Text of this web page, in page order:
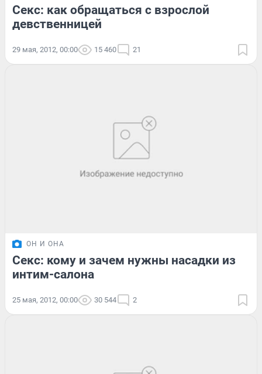
Секс: как обращаться с взрослой
девственницей
29 мая, 2012, 00:00 15 460 21
ОН И ОНА
Секс: кому и зачем нужны насадки из
интим-салона
25 мая, 2012, 00:00 30 544 2